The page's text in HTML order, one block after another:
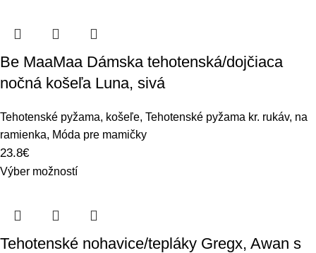
Be MaaMaa Dámska tehotenská/dojčiaca
nočná košeľa Luna, sivá
Tehotenské pyžama, košeľe, Tehotenské pyžama kr. rukáv, na
ramienka, Móda pre mamičky
23.8€
Výber možností
Tehotenské nohavice/tepláky Gregx, Awan s